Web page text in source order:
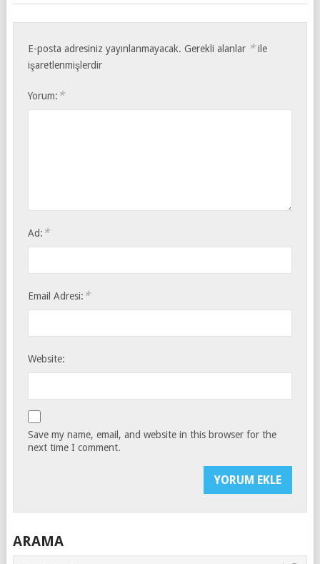
E-posta adresiniz yayınlanmayacak. Gerekli alanlar *ile
işaretlenmişlerdir
Yorum: *
Ad: *
Email Adresi: *
Website:
Save my name, email, and website in this browser for the
next time I comment.
ARAMA